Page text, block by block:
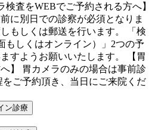
査をWEBでご予約される方へ】
に別日での診察が必須となりま
もしくは郵送を行います。 「検
もしくはオンライン）」2つの予
すようお願いいたします。 【胃
】 胃カメラのみの場合は事前診
ご予約頂き、当日にご来院くだ
ン診療